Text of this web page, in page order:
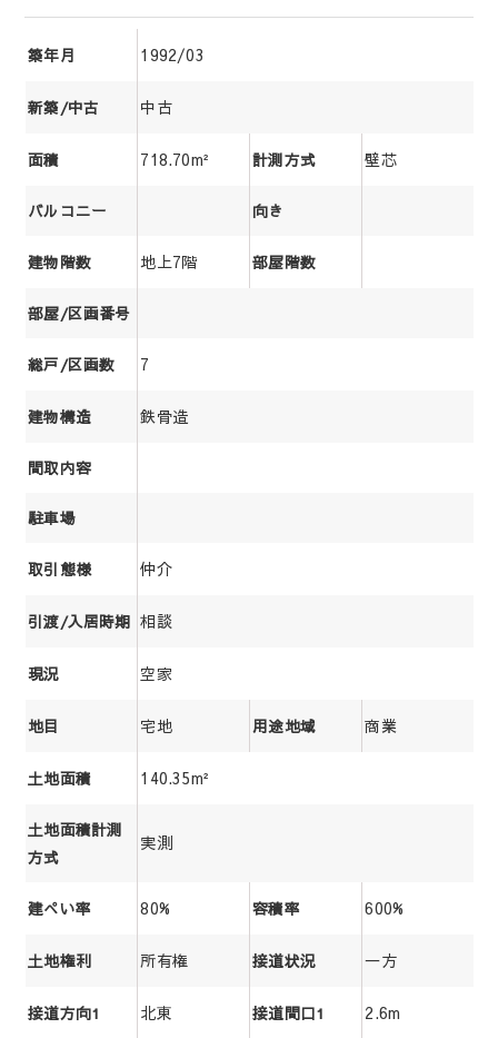
築年月 1992/03
新築/中古 中古
面積 718.70m² 計測方式 壁芯
バルコニー 向き
建物階数 地上7階 部屋階数
部屋/区画番号
総戸/区画数 7
建物構造 鉄骨造
間取内容
駐車場
取引態様 仲介
引渡/入居時期 相談
現況 空家
地目 宅地 用途地域 商業
土地面積 140.35m²
土地面積計測
方式
実測
建ぺい率 80% 容積率 600%
土地権利 所有権 接道状況 一方
接道方向1 北東 接道間口1 2.6m